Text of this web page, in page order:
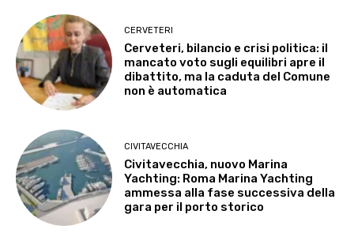
CERVETERI
Cerveteri, bilancio e crisi politica: il
mancato voto sugli equilibri apre il
dibattito, ma la caduta del Comune
non è automatica
CIVITAVECCHIA
Civitavecchia, nuovo Marina
Yachting: Roma Marina Yachting
ammessa alla fase successiva della
gara per il porto storico